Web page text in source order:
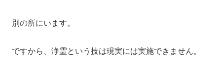
別の所にいます。
ですから、浄霊という技は現実には実施できません。